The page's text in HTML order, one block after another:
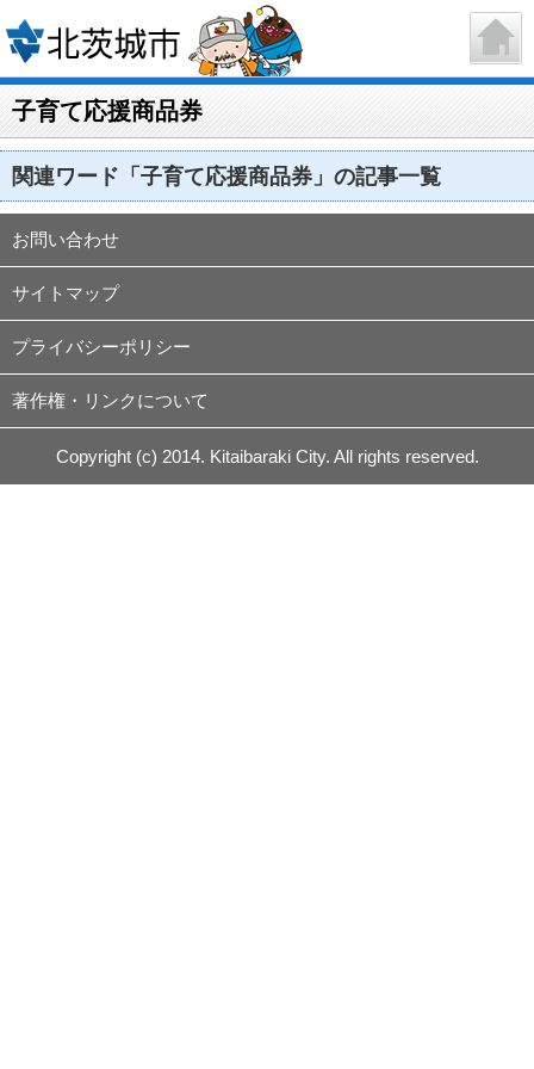
子育て応援商品券
関連ワード「子育て応援商品券」の記事一覧
お問い合わせ
サイトマップ
プライバシーポリシー
著作権・リンクについて
Copyright (c) 2014. Kitaibaraki City. All rights reserved.